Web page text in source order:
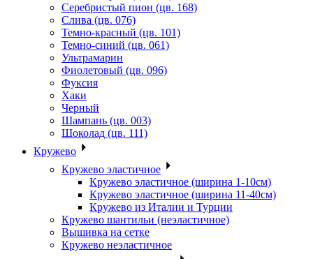
Серебристый пион (цв. 168)
Слива (цв. 076)
Темно-красный (цв. 101)
Темно-синий (цв. 061)
Ультрамарин
Фиолетовый (цв. 096)
Фуксия
Хаки
Черный
Шампань (цв. 003)
Шоколад (цв. 111)
Кружево
Кружево эластичное
Кружево эластичное (ширина 1-10см)
Кружево эластичное (ширина 11-40см)
Кружево из Италии и Турции
Кружево шантильи (неэластичное)
Вышивка на сетке
Кружево неэластичное